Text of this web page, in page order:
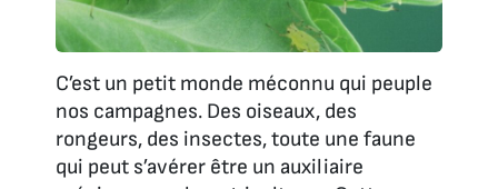
C’est un petit monde méconnu qui peuple
nos campagnes. Des oiseaux, des
rongeurs, des insectes, toute une faune
qui peut s’avérer être un auxiliaire